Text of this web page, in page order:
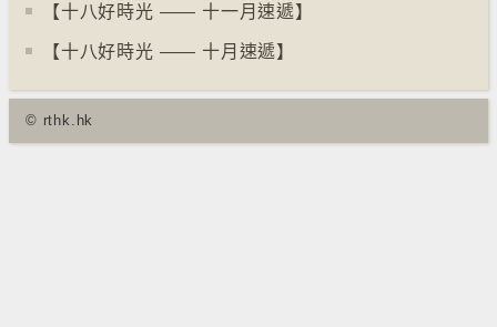
【十八好時光 —— 十一月速遞】
【十八好時光 —— 十月速遞】
© rthk.hk